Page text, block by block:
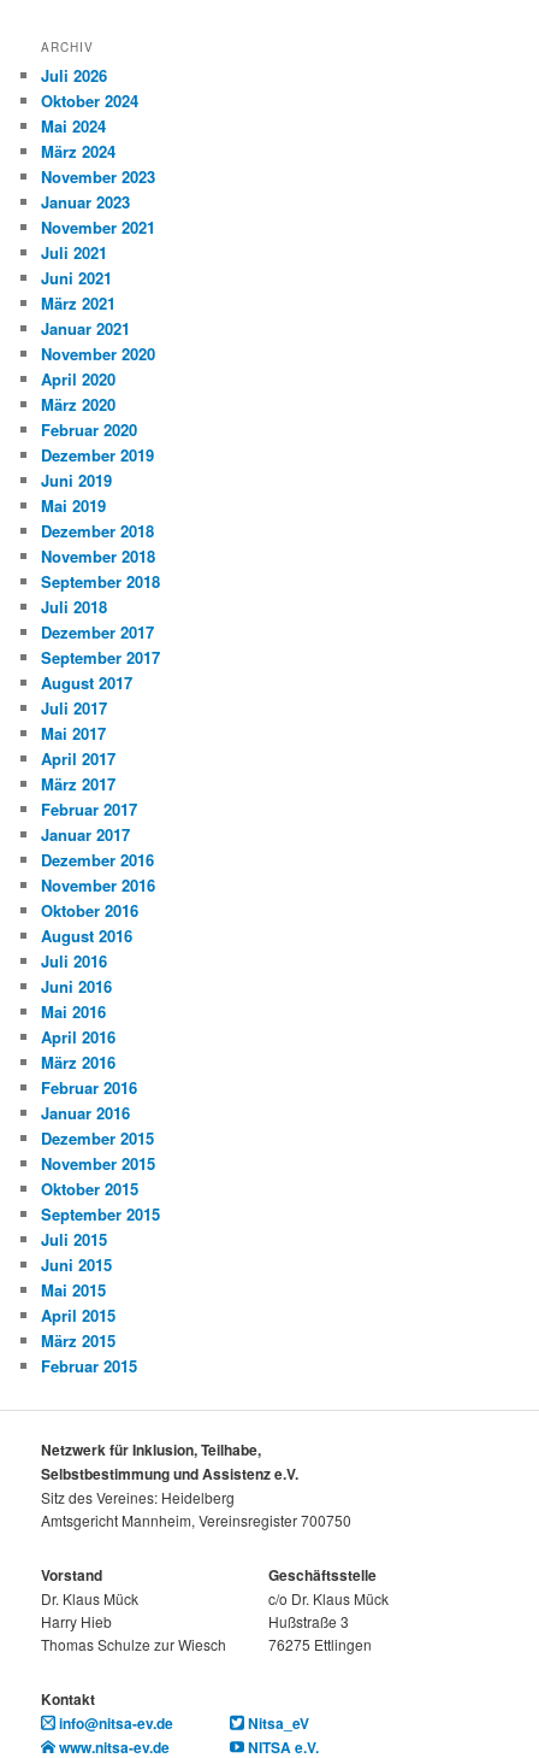
ARCHIV
Juli 2026
Oktober 2024
Mai 2024
März 2024
November 2023
Januar 2023
November 2021
Juli 2021
Juni 2021
März 2021
Januar 2021
November 2020
April 2020
März 2020
Februar 2020
Dezember 2019
Juni 2019
Mai 2019
Dezember 2018
November 2018
September 2018
Juli 2018
Dezember 2017
September 2017
August 2017
Juli 2017
Mai 2017
April 2017
März 2017
Februar 2017
Januar 2017
Dezember 2016
November 2016
Oktober 2016
August 2016
Juli 2016
Juni 2016
Mai 2016
April 2016
März 2016
Februar 2016
Januar 2016
Dezember 2015
November 2015
Oktober 2015
September 2015
Juli 2015
Juni 2015
Mai 2015
April 2015
März 2015
Februar 2015
Netzwerk für Inklusion, Teilhabe,
Selbstbestimmung und Assistenz e.V.
Sitz des Vereines: Heidelberg
Amtsgericht Mannheim, Vereinsregister 700750
Vorstand Geschäftsstelle
Dr. Klaus Mück
c/o Dr. Klaus Mück
Harry Hieb
Hußstraße 3
Thomas Schulze zur Wiesch
76275 Ettlingen
Kontakt
info@nitsa-ev.de
Nitsa_eV
www.nitsa-ev.de
NITSA e.V.